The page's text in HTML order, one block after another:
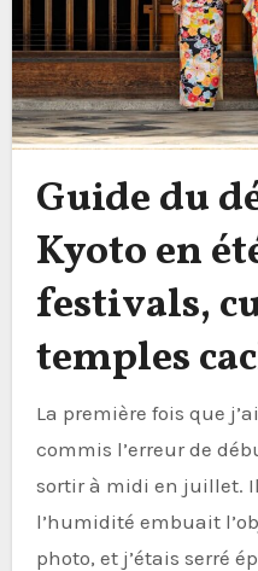
Guide du
Kyoto en
festivals,
temples
La première fois que j’ai visité Kyoto en été, j’ai
commis l’erreur de
sortir à midi en juillet. Il
l’humidité embuait
photo, et j’étais serré